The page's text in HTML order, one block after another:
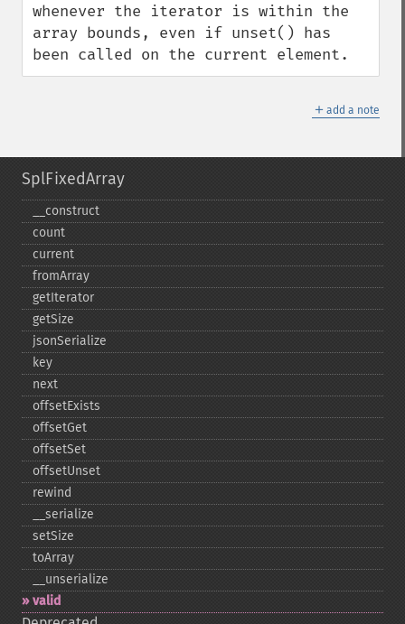
whenever the iterator is within the
array bounds, even if unset() has
been called on the current element.
＋ add a note
SplFixedArray
_​_​construct
count
current
fromArray
getIterator
getSize
jsonSerialize
key
next
offsetExists
offsetGet
offsetSet
offsetUnset
rewind
_​_​serialize
setSize
toArray
_​_​unserialize
valid